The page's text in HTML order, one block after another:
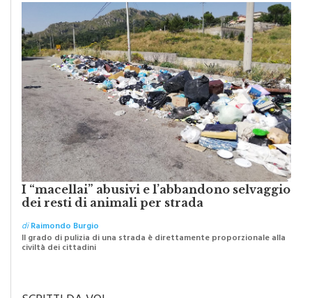
I “macellai” abusivi e l’abbandono selvaggio
dei resti di animali per strada
diRaimondo Burgio